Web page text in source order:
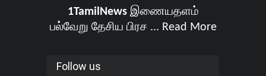
1TamilNewsஇணையதளம்
பல்வேறு தேசிய பிரச ... Read More
Follow us